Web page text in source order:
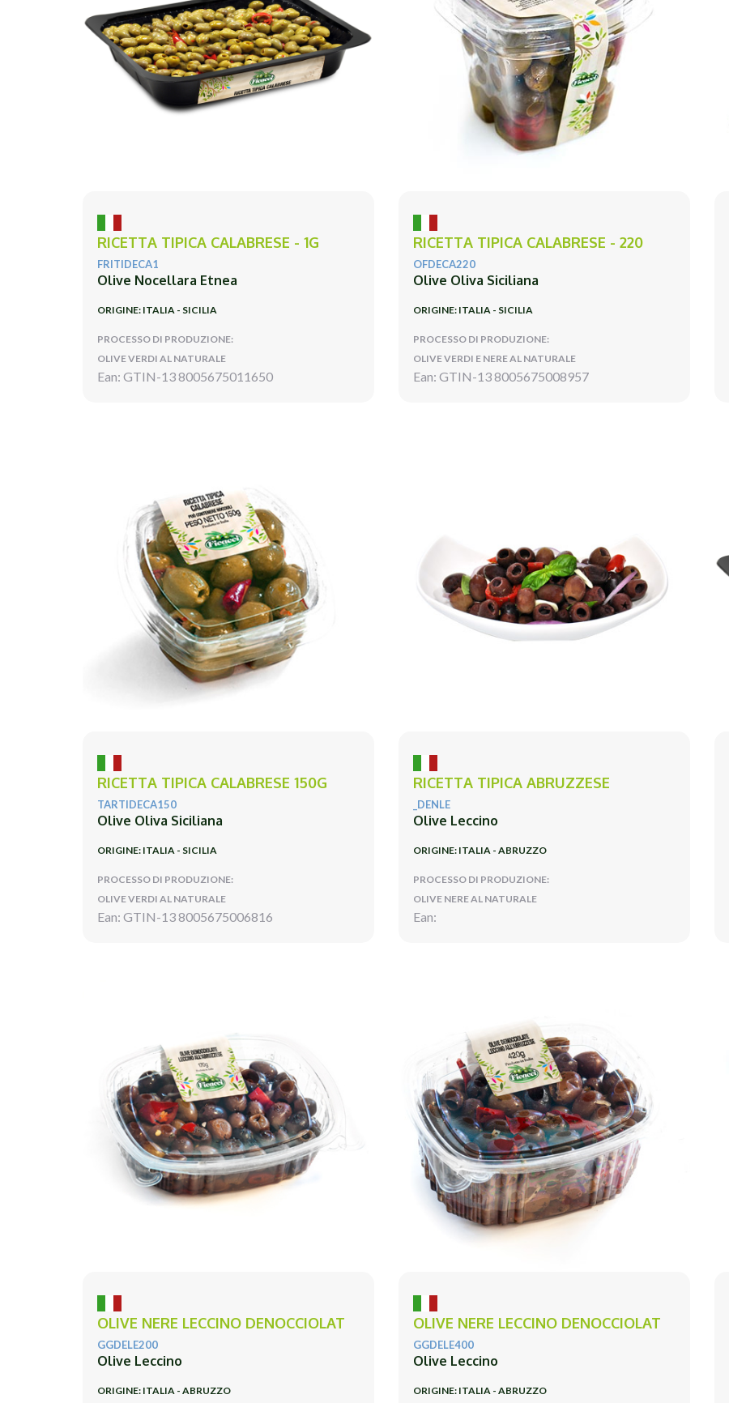
RICETTA TIPICA CALABRESE - 1G
FRITIDECA1
Olive Nocellara Etnea
ORIGINE: ITALIA - SICILIA
PROCESSO DI PRODUZIONE:
OLIVE VERDI AL NATURALE
Ean: GTIN-13 8005675011650
RICETTA TIPICA CALABRESE - 220
OFDECA220
Olive Oliva Siciliana
ORIGINE: ITALIA - SICILIA
PROCESSO DI PRODUZIONE:
OLIVE VERDI E NERE AL NATURALE
Ean: GTIN-13 8005675008957
RICETTA TIPICA CALABRESE 150G
TARTIDECA150
Olive Oliva Siciliana
ORIGINE: ITALIA - SICILIA
PROCESSO DI PRODUZIONE:
OLIVE VERDI AL NATURALE
Ean: GTIN-13 8005675006816
RICETTA TIPICA ABRUZZESE
_DENLE
Olive Leccino
ORIGINE: ITALIA - ABRUZZO
PROCESSO DI PRODUZIONE:
OLIVE NERE AL NATURALE
Ean:
OLIVE NERE LECCINO DENOCCIOLAT
GGDELE200
Olive Leccino
ORIGINE: ITALIA - ABRUZZO
OLIVE NERE LECCINO DENOCCIOLAT
GGDELE400
Olive Leccino
ORIGINE: ITALIA - ABRUZZO